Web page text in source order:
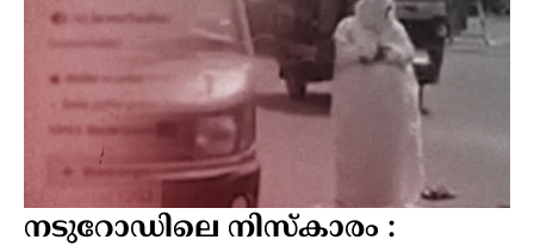
നടുറോഡിലെ നിസ്കാരം :